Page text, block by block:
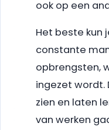
ook op een
Het beste kun
constante
opbrengsten,
ingezet wordt.
zien en laten
van werken